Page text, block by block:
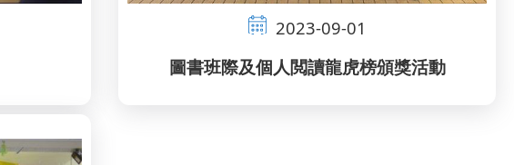
2023-09-01
圖書班際及個人閲讀龍虎榜頒獎活動